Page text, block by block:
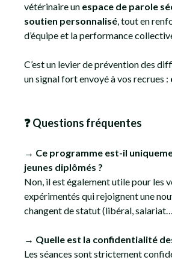
vétérinaire un espace de parole
soutien personnalisé, tout en
d’équipe et la performance
C’est un levier de prévention des
un signal fort envoyé à vos recrues :
❓ Questions fréquentes
→ Ce programme est-il
jeunes diplômés ?
Non, il est également utile pour les
expérimentés qui rejoignent une
changent de statut (libéral,
→ Quelle est la confidentialité
Les séances sont strictement